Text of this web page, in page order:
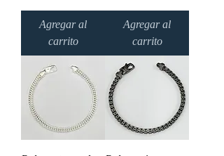
Agregar al
carrito
Agregar al
carrito